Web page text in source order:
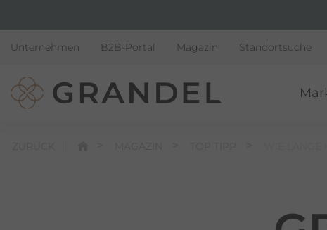
Unternehmen B2B-Portal Magazin Standortsuche